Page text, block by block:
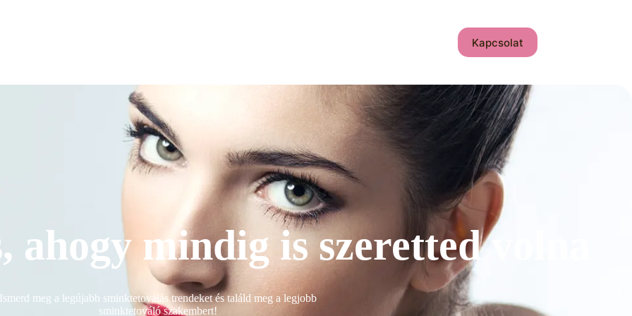
Kapcsolat
ahogy mindig is szeretted volna
Ismerd meg a legújabb sminktetoválás trendeket és találd meg a legjobb
sminktetováló szakembert!